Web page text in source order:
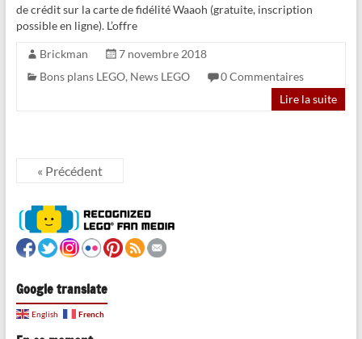
de crédit sur la carte de fidélité Waaoh (gratuite, inscription
possible en ligne). L’offre
Brickman
7 novembre 2018
Bons plans LEGO, News LEGO
0 Commentaires
Lire la suite
« Précédent
Google translate
English French